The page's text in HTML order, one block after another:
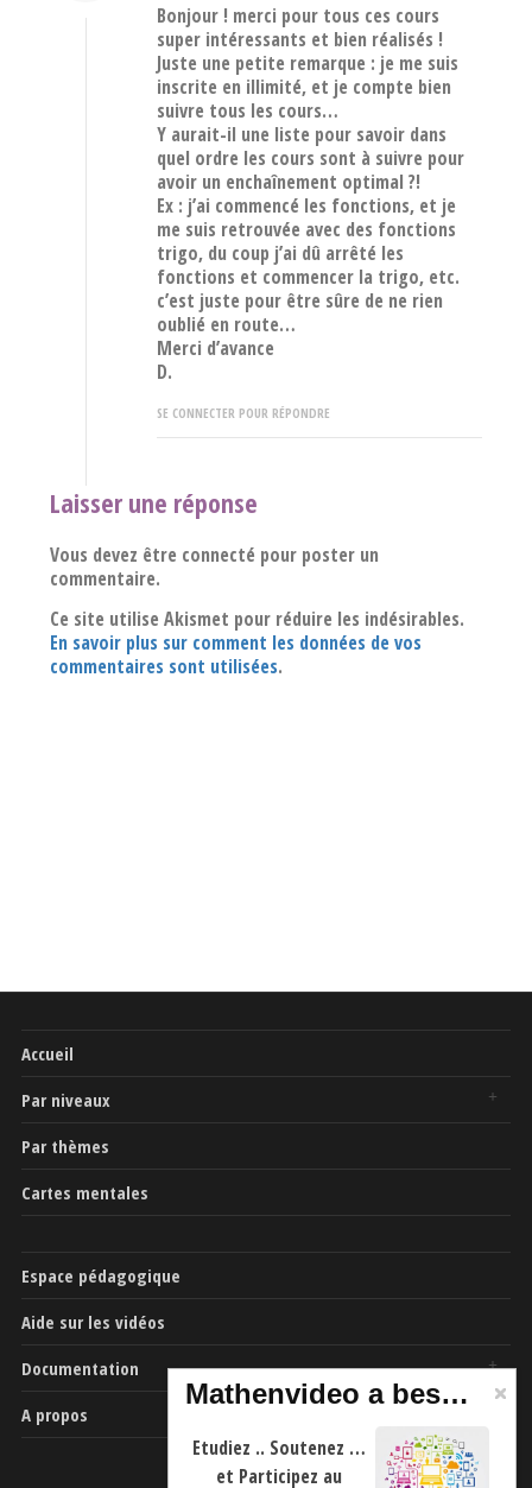
Bonjour ! merci pour tous ces cours
super intéressants et bien réalisés !
Juste une petite remarque : je me suis
inscrite en illimité, et je compte bien
suivre tous les cours…
Y aurait-il une liste pour savoir dans
quel ordre les cours sont à suivre pour
avoir un enchaînement optimal ?!
Ex : j’ai commencé les fonctions, et je
me suis retrouvée avec des fonctions
trigo, du coup j’ai dû arrêté les
fonctions et commencer la trigo, etc.
c’est juste pour être sûre de ne rien
oublié en route…
Merci d’avance
D.
SE CONNECTER POUR RÉPONDRE
Laisser une réponse
Vous devez être connecté pour poster un
commentaire.
Ce site utilise Akismet pour réduire les indésirables.
En savoir plus sur comment les données de vos
commentaires sont utilisées.
Accueil
Par niveaux
Par thèmes
Cartes mentales
Espace pédagogique
Aide sur les vidéos
Documentation
A propos
Mathenvideo a besoin de vous
Etudiez .. Soutenez …
et Participez au